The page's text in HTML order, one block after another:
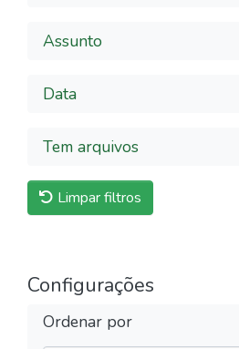
Assunto
Data
Tem arquivos
Limpar filtros
Configurações
Ordenar por